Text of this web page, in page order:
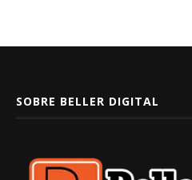
SOBRE BELLER DIGITAL